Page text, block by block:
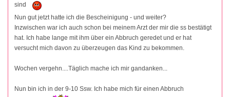
sind
Nun gut jetzt hatte ich die Bescheinigung - und weiter?
Inzwischen war ich auch schon bei meinem Arzt der mir die ss bestätigt
hat. Ich habe lange mit ihm über ein Abbruch geredet und er hat
versucht mich davon zu überzeugen das Kind zu bekommen.
Wochen vergehn....Täglich mache ich mir gandanken...
Nun bin ich in der 9-10 Ssw. Ich habe mich für einen Abbruch